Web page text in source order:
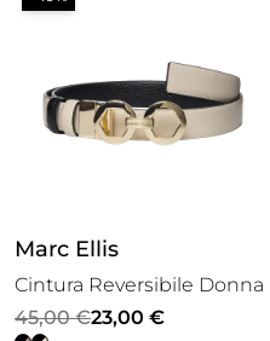
era:
è:
Marc Ellis
Cintura Reversibile Donna
45,00€
Il
23,00 €
Il